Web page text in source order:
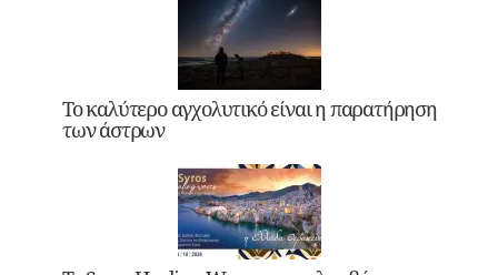
Το καλύτερο αγχολυτικό είναι η παρατήρηση
των άστρων